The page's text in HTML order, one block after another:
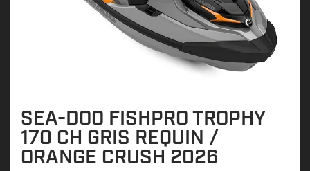
SEA-DOO FISHPRO TROPHY
170 CH GRIS REQUIN /
ORANGE CRUSH 2026